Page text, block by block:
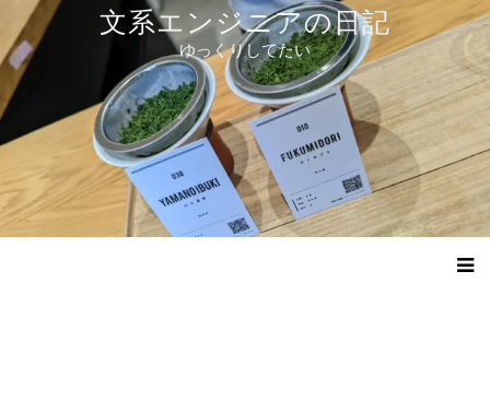
テ
ツ
へ
ス
ッ
プ
文系エンジニアの日記
ゆっくりしてたい